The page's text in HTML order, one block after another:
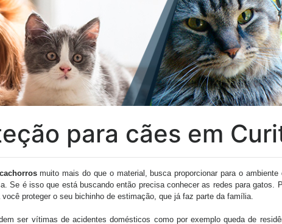
para cães em
muito mais do que o material, busca proporcionar para o ambiente
Se é isso que está buscando então precisa conhecer as redes para gatos.
proteger o seu bichinho de estimação, que já faz parte da família.
ser vítimas de acidentes domésticos como por exemplo queda de